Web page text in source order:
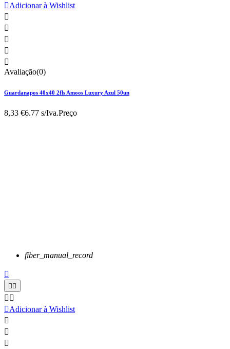
Adicionar à Wishlist





Avaliação(0)
Guardanapos 40x40 2fls Amoos Luxury Azul 50un
8,33 €6.77 s/Iva.Preço
fiber_manual_record

 
 
Adicionar à Wishlist


